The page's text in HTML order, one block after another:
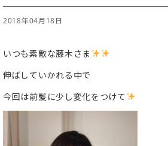
2018年04月18日
いつも素敵な藤木さま
伸ばしていかれる中で
今回は前髪に少し変化をつけて